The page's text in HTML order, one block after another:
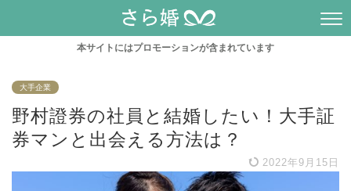
本サイトにはプロモーションが含まれています
大手企業
野村證券の社員と結婚したい！大手証
券マンと出会える方法は？
2022年9月15日